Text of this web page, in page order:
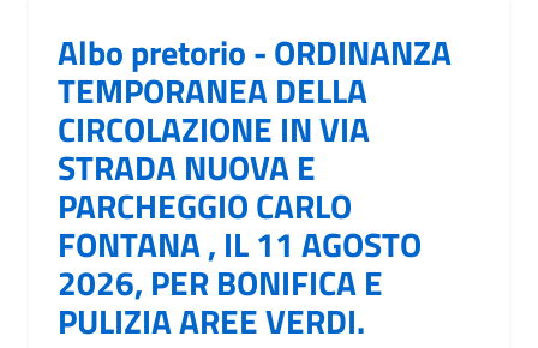
Albo pretorio - ORDINANZA
TEMPORANEA DELLA
CIRCOLAZIONE IN VIA
STRADA NUOVA E
PARCHEGGIO CARLO
FONTANA , IL 11 AGOSTO
2026, PER BONIFICA E
PULIZIA AREE VERDI.